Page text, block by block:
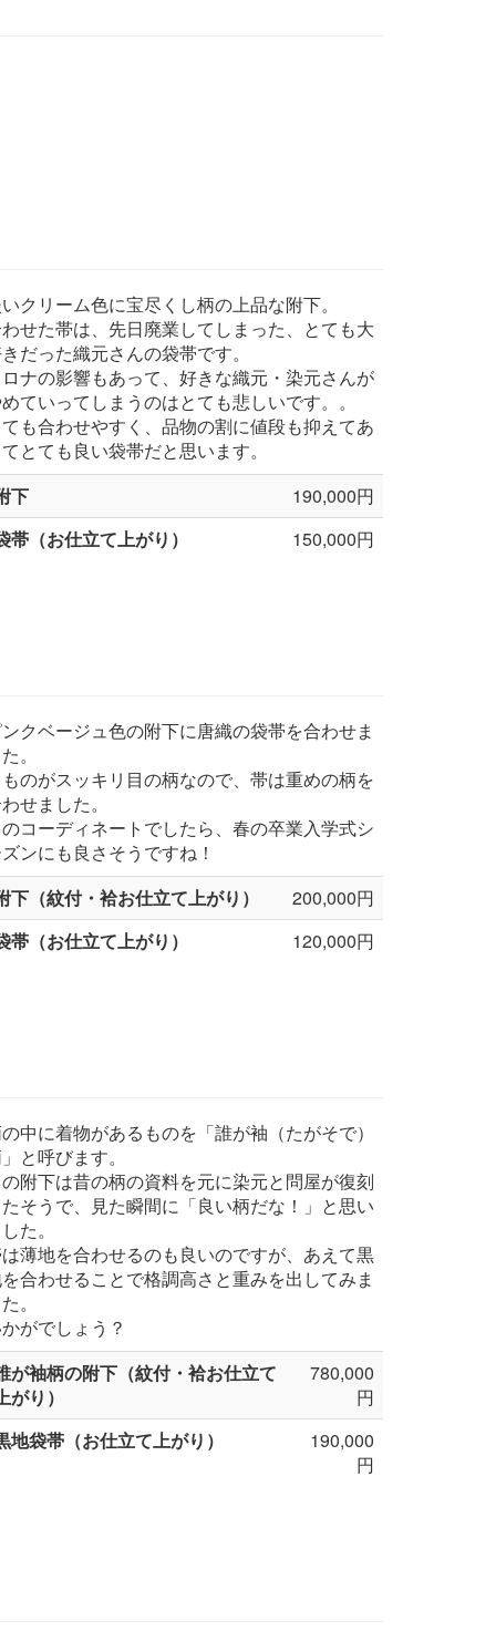
クリーム色に宝尽くし柄の上品な附下。
せた帯は、先日廃業してしまった、とても大
だった織元さんの袋帯です。
ナの影響もあって、好きな織元・染元さんが
ていってしまうのはとても悲しいです。。
も合わせやすく、品物の割に値段も抑えてあ
とても良い袋帯だと思います。
下
190,000円
帯（お仕立て上がり）
150,000円
クベージュ色の附下に唐織の袋帯を合わせま
。
のがスッキリ目の柄なので、帯は重めの柄を
せました。
コーディネートでしたら、春の卒業入学式シ
ンにも良さそうですね！
下（紋付・袷お仕立て上がり）
200,000円
帯（お仕立て上がり）
120,000円
中に着物があるものを「誰が袖（たがそで）
と呼びます。
附下は昔の柄の資料を元に染元と問屋が復刻
そうで、見た瞬間に「良い柄だな！」と思い
た。
薄地を合わせるのも良いのですが、あえて黒
合わせることで格調高さと重みを出してみま
。
がでしょう？
が袖柄の附下（紋付・袷お仕立て
がり）
780,000
円
地袋帯（お仕立て上がり）
190,000
円